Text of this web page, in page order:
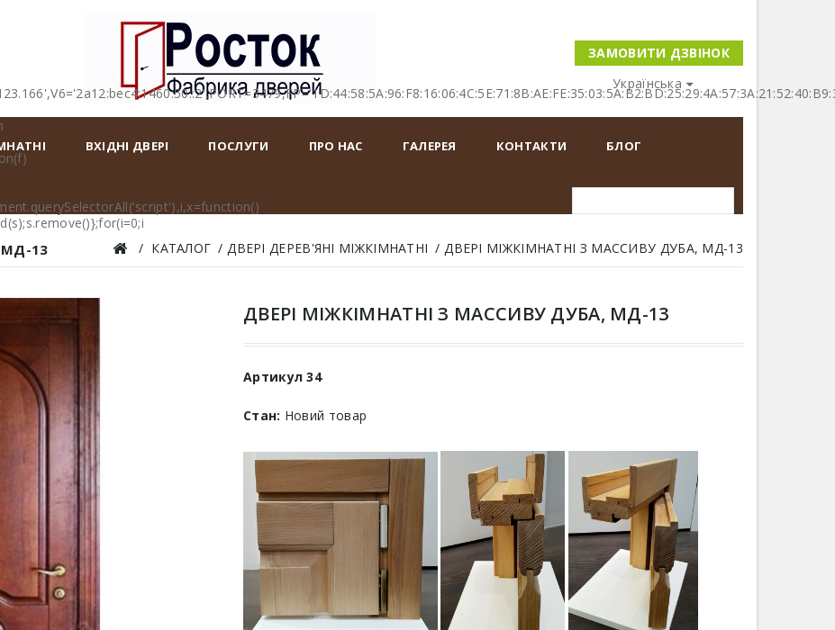
Українська
ЗАМОВИТИ ДЗВІНОК
ВХІДНІ ДВЕРІ ПОСЛУГИ ПРО НАС ГАЛЕРЕЯ КОНТАКТИ БЛОГ
13 КАТАЛОГ ДВЕРІ ДЕРЕВ'ЯНІ МІЖКІМНАТНІ ДВЕРІ МІЖКІМНАТНІ З МАССИВУ ДУБА, MД-13
ДВЕРІ МІЖКІМНАТНІ З МАССИВУ ДУБА, MД-13
Артикул 34
Стан: Новий товар